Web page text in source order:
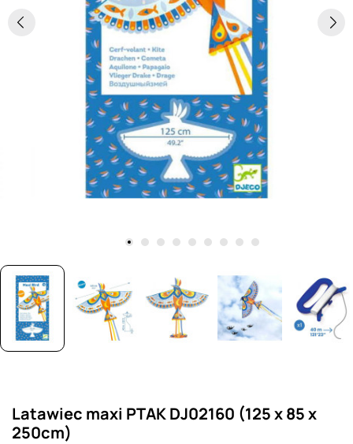
Latawiec maxi PTAK DJ02160 (125 x 85 x
250cm)